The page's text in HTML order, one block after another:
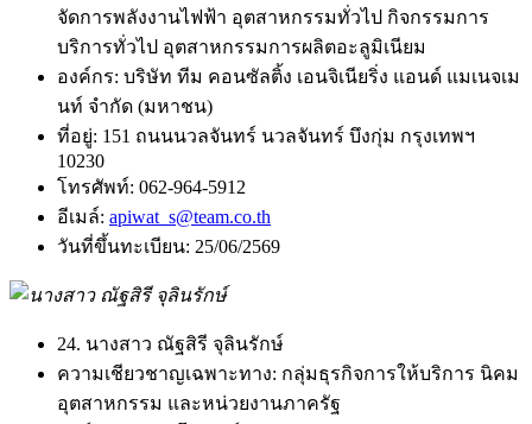
จัดการพลังงานไฟฟ้า อุตสาหกรรมทั่วไป กิจกรรมการ
บริการทั่วไป อุตสาหกรรมการผลิตอะลูมิเนียม
องค์กร: บริษัท ทีม คอนซัลติ้ง เอนจิเนียริ่ง แอนด์ แมเนจเม
นท์ จํากัด (มหาชน)
ที่อยู่: 151 ถนนนวลจันทร์ นวลจันทร์ บึงกุ่ม กรุงเทพฯ
10230
โทรศัพท์: 062-964-5912
อีเมล์: apiwat_s@team.co.th
วันที่ขึ้นทะเบียน: 25/06/2569
24. นางสาว ณัฐสิรี จุลินรักษ์
ความเชียวชาญเฉพาะทาง: กลุ่มธุรกิจการให้บริการ นิคม
อุตสาหกรรม และหน่วยงานภาครัฐ